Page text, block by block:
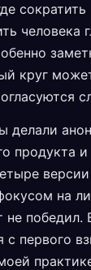
сократить
человека
круг
делали
продукта
на
не победил.
с первого